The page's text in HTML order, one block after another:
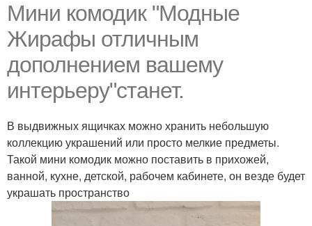
Мини комодик "Модные
Жирафы отличным
дополнением вашему
интерьеру"станет.
В выдвижных ящичках можно хранить небольшую
коллекцию украшений или просто мелкие предметы.
Такой мини комодик можно поставить в прихожей,
ванной, кухне, детской, рабочем кабинете, он везде будет
украшать пространство